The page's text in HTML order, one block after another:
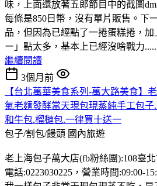
味，上面還放著五郎節目中的截圖
每條是850日幣，沒有單片販售。下
品，但因為已經點了一捲蛋糕捲，
ー」點太多，基本上已經沒啥戰力
繼續閱讀
3個月前
【台北萬華美食系列-萬大路美食】
氣老麵發酵當天現包現蒸純手工包
和牛包.榴槤包.一律買十送一
包子/割包/饅頭 國內旅遊
老上海包子萬大店(fb粉絲團):108臺
電話:0223030225，營業時間:09:00-